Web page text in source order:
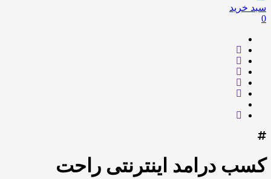
سبد خرید
0
کسب درامد اینترنتی راحت